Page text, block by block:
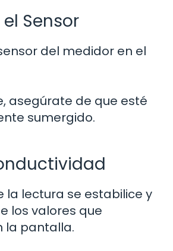
Sensor
del medidor en el
asegúrate de que esté
sumergido.
la lectura se estabilice y
los valores que
la pantalla.